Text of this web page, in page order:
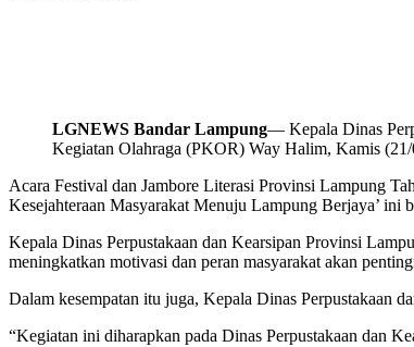
LGNEWS Bandar Lampung— Kepala Dinas
Kegiatan Olahraga (PKOR) Way Halim, Kamis
Acara Festival dan Jambore Literasi Provinsi Lampung
Kesejahteraan Masyarakat Menuju Lampung Berjaya’ ini
Kepala Dinas Perpustakaan dan Kearsipan Provinsi
meningkatkan motivasi dan peran masyarakat akan
Dalam kesempatan itu juga, Kepala Dinas Perpustakaan
“Kegiatan ini diharapkan pada Dinas Perpustakaan dan